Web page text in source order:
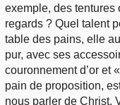
exemple, des tentures
regards ? Quel talent
table des pains, elle
pur, avec ses
couronnement d’or et
pain de proposition,
nous parler de Christ.